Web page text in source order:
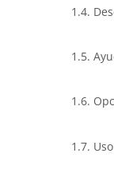
1.4.
1.5.
1.6.
1.7.